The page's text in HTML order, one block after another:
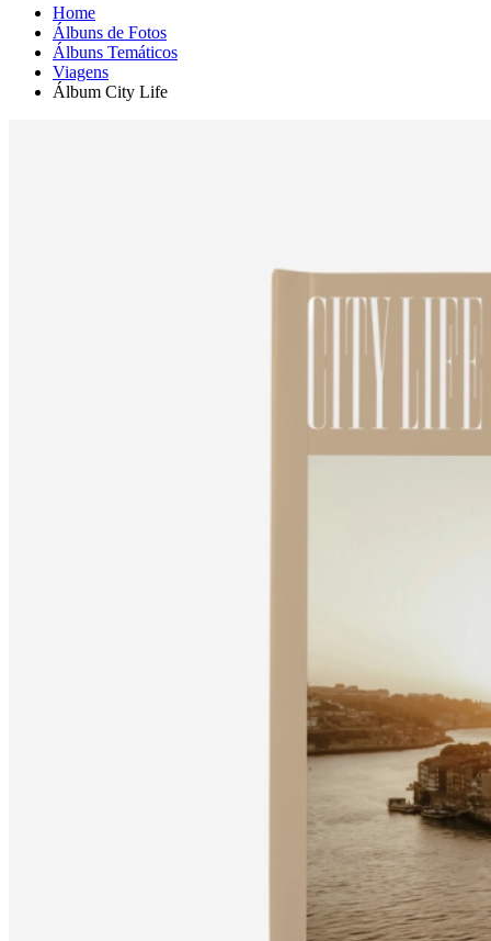
Home
Álbuns de Fotos
Álbuns Temáticos
Viagens
Álbum City Life